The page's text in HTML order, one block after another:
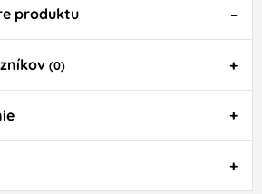
produktu
(0)